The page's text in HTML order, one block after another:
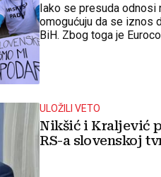
Iako se presuda odnosi
omogućuju da se iznos
BiH. Zbog toga je
ULOŽILI VETO
Nikšić i Kraljević
RS-a slovenskoj